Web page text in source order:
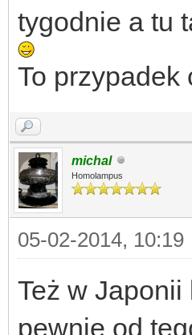
tygodnie a tu
To przypadek
michal
Homolampus
05-02-2014, 10:19
Też w Japonii
pewnie od